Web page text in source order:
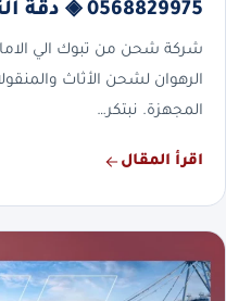
0568829975 ◈ دقة النقل وعناية فائقة
شركة شحن من تبوك الي
الرهوان لشحن الأثاث
المجهزة. نبتكر…
اقرأ المقال